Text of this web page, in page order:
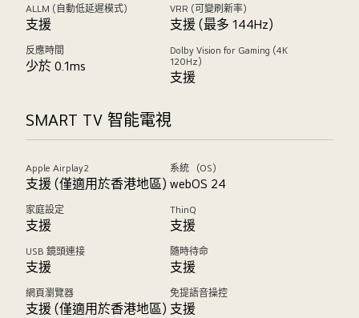
ALLM (自動低延遲模式)
支援
VRR (可變刷新率)
支援 (最多 144Hz)
反應時間
少於 0.1ms
Dolby Vision for Gaming (4K
120Hz)
支援
SMART TV 智能電視
Apple Airplay2
支援 (僅適用於香港地區)
系統 （OS）
webOS 24
家庭設定
支援
ThinQ
支援
USB 鏡頭連接
支援
隨時待命
支援
網頁瀏覽器
支援 (僅適用於香港地區)
免提語音操控
支援